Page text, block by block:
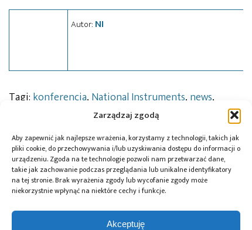
Zarządzaj zgodą
Aby zapewnić jak najlepsze wrażenia, korzystamy z technologii, takich jak
pliki cookie, do przechowywania i/lub uzyskiwania dostępu do informacji o
urządzeniu. Zgoda na te technologie pozwoli nam przetwarzać dane,
takie jak zachowanie podczas przeglądania lub unikalne identyfikatory
na tej stronie. Brak wyrażenia zgody lub wycofanie zgody może
niekorzystnie wpłynąć na niektóre cechy i funkcje.
Akceptuję
Autor: NI
Tagi: konferencja, National Instruments, news,
Przeczytaj również: